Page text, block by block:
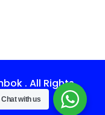
. All Rights
Chat with us